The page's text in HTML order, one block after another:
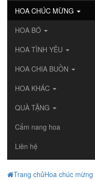
HOA CHÚC MỪNG
HOA BÓ
HOA TÌNH YÊU
HOA CHIA BUỒN
HOA KHÁC
QUÀ TẶNG
Cẩm nang hoa
Liên hệ
Trang chủHoa chúc mừng